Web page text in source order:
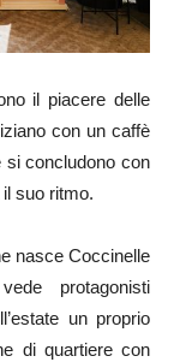
il piacere delle
con un caffè
si concludono con
suo ritmo.
nasce Coccinelle
protagonisti
un proprio
di quartiere con